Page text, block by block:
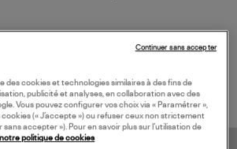
VUS
des cookies et technologies similaires à des fins de
publicité et analyses, en collaboration avec des
Vous pouvez configurer vos choix via « Paramétrer »,
(« J’accepte ») ou refuser ceux non strictement
accepter »). Pour en savoir plus sur l’utilisation de
politique de cookies
Continuer sans accepter